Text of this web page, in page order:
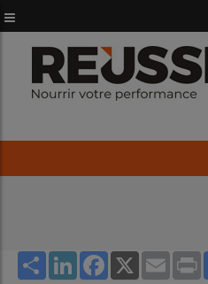
au
contenu
principal
Share LinkedInFacebook
X Email